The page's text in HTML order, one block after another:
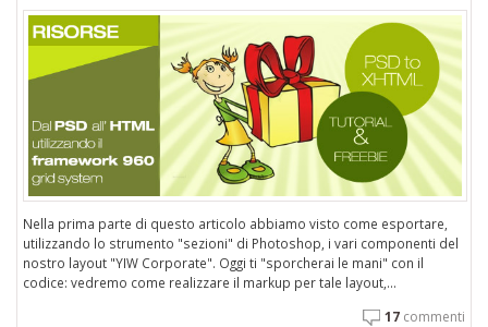
Nella prima parte di questo articolo abbiamo visto come esportare,
utilizzando lo strumento "sezioni" di Photoshop, i vari componenti del
nostro layout "YIW Corporate". Oggi ti "sporcherai le mani" con il
codice: vedremo come realizzare il markup per tale layout,...
17 commenti